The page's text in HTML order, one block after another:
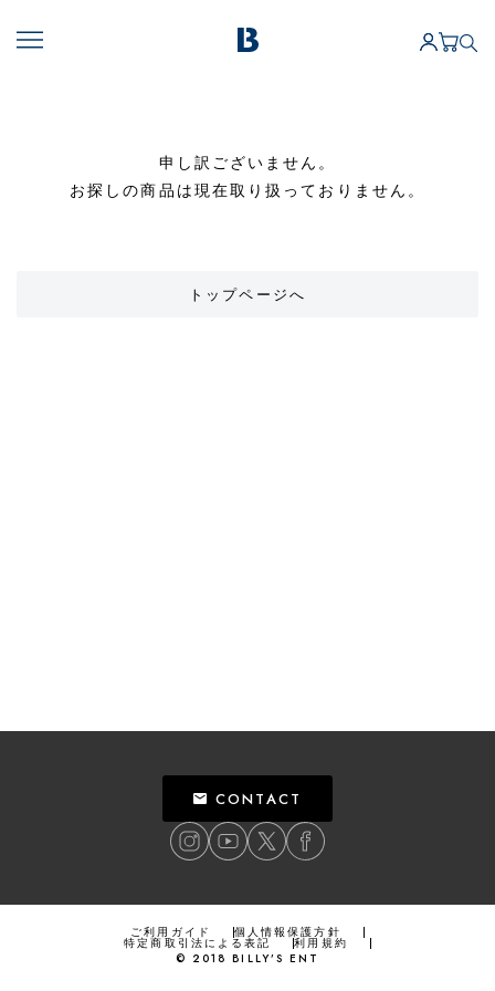
申し訳ございません。
お探しの商品は現在取り扱っておりません。
トップページへ
CONTACT
ご利用ガイド 個人情報保護方針
特定商取引法による表記
利用規約
© 2018 BILLY’S ENT